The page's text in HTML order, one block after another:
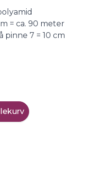
= ca. 90 meter
pinne 7 = 10 cm